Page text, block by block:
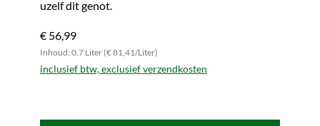
uzelf dit genot.
€ 56,99
Inhoud: 0.7 Liter (€ 81,41/Liter)
inclusief btw, exclusief verzendkosten